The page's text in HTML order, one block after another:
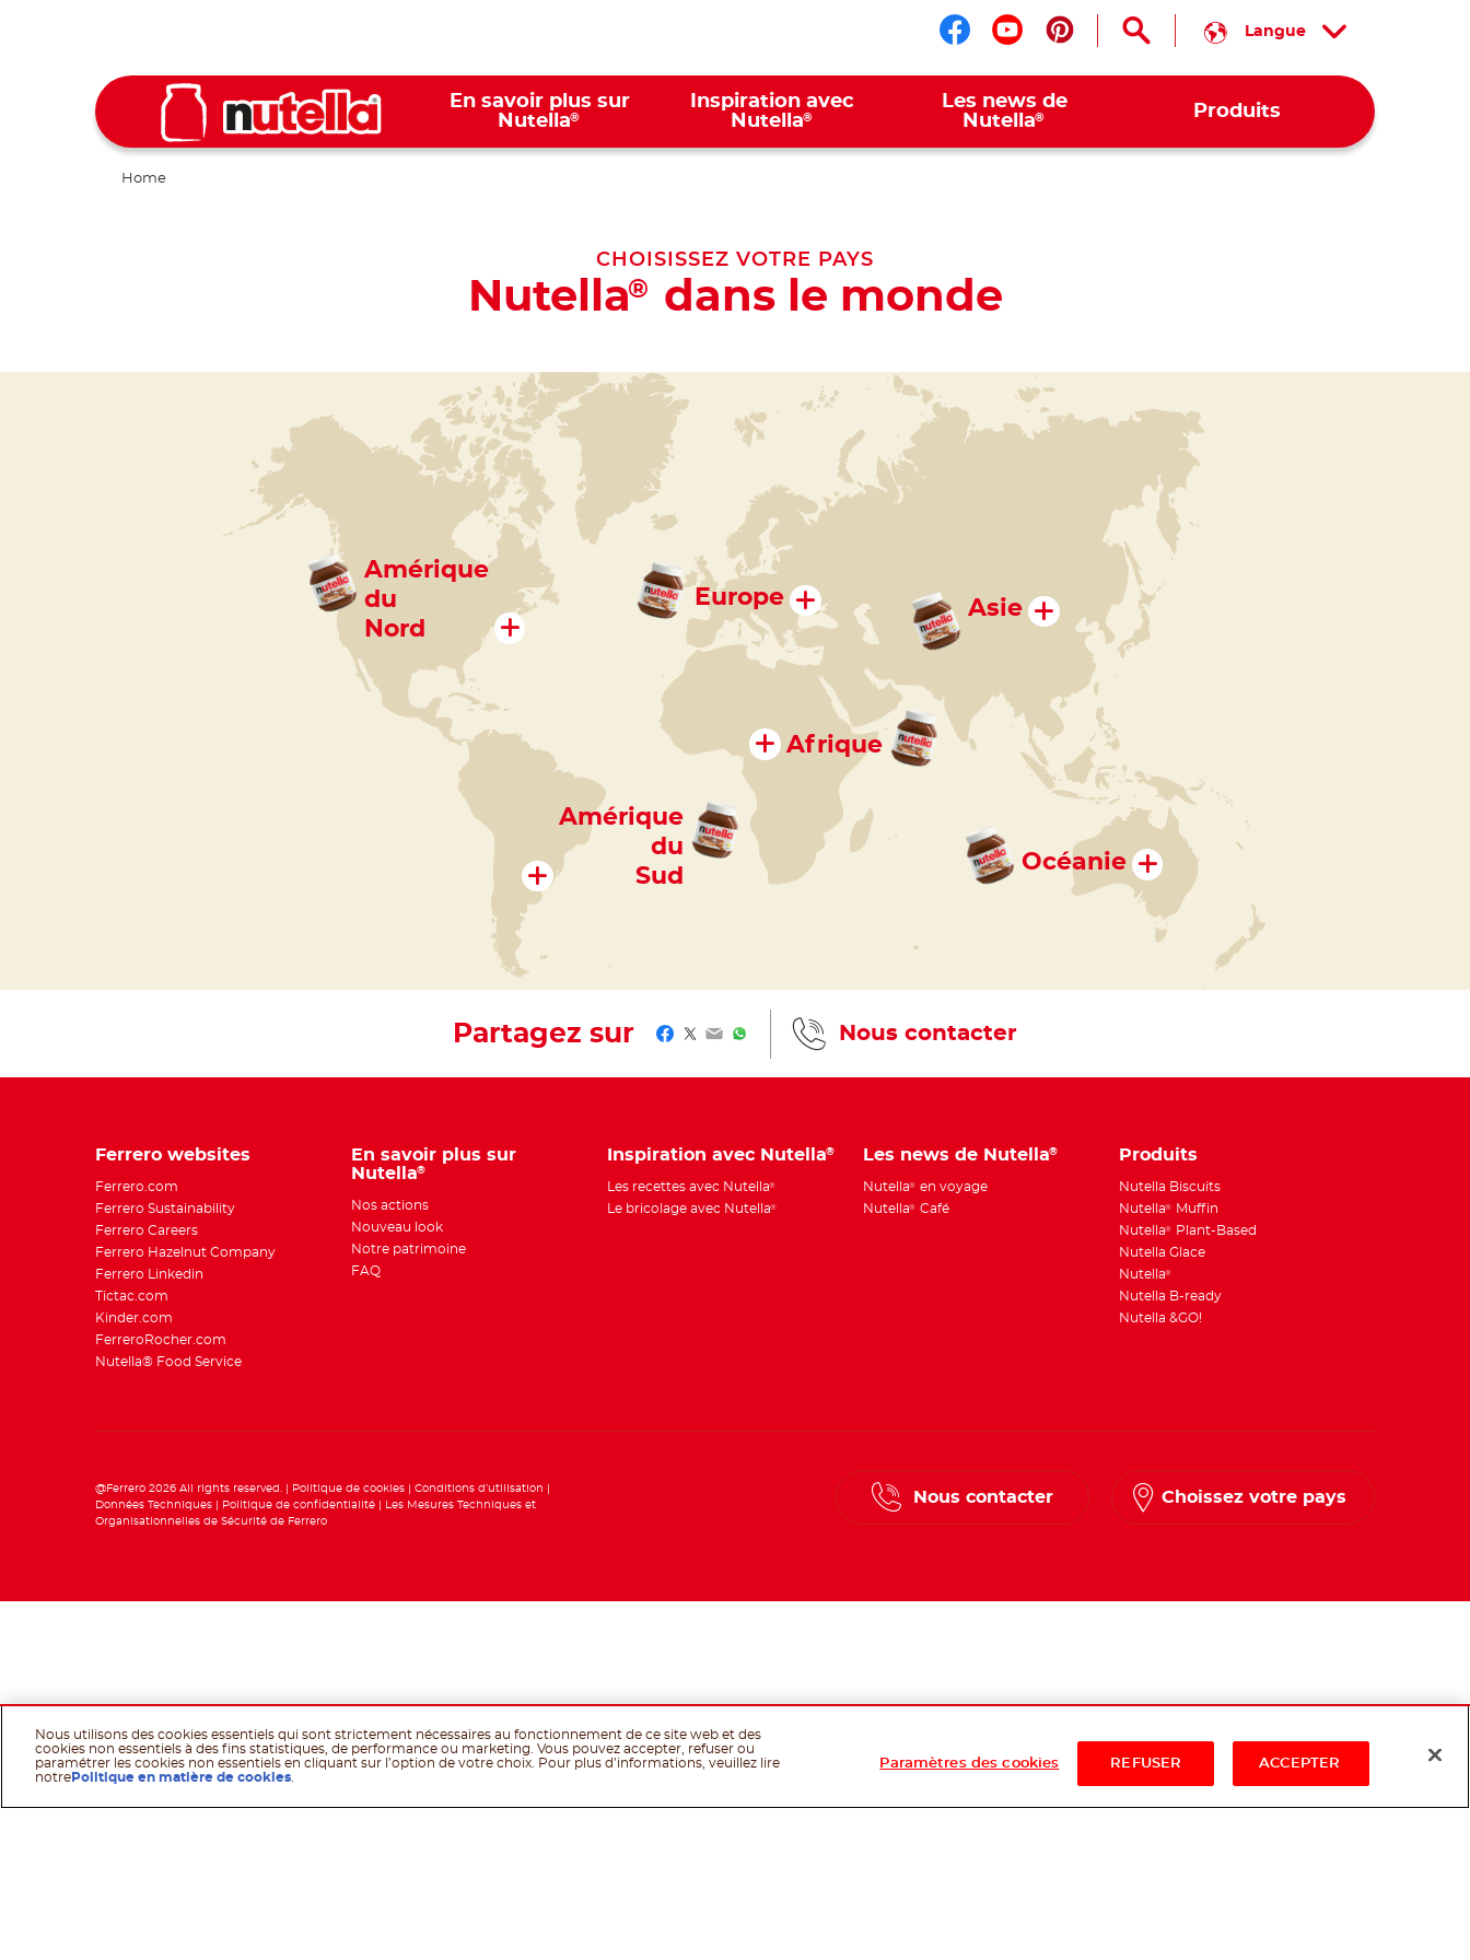
Suis nous sur facebook
Suis nous sur youtube
Suis nous sur pinterest
Langue
En savoir plus sur
Nutella®
Inspiration avec
Nutella®
Les news de
Nutella® Produits
Home
CHOISISSEZ VOTRE PAYS
Nutella® dans le monde
Amérique
du
Nord
Amérique
du
Sud
Europe
Afrique
Asie
Océanie
Partagez sur Facebook
Twitter
EmailWhatsApp Nous contacter
Ferrero websites
Ferrero.com
Ferrero Sustainability
Ferrero Careers
Ferrero Hazelnut Company
Ferrero Linkedin
Tictac.com
Kinder.com
FerreroRocher.com
Nutella® Food Service
En savoir plus sur
Nutella®
Nos actions
Nouveau look
Notre patrimoine
FAQ
Inspiration avec Nutella®
Les recettes avec Nutella®
Le bricolage avec Nutella®
Les news de Nutella®
Nutella® en voyage
Nutella® Café
Produits
Nutella Biscuits
Nutella®
Muffin
Nutella®
Plant-Based
Nutella Glace
Nutella®
Nutella B-ready
Nutella &GO!
Nous contacter Choissez votre pays
@Ferrero 2026 All rights reserved. Politique de cookies
Conditions d’utilisation
Données Techniques
Politique de confidentialité
Les Mesures Techniques et
Organisationnelles de Sécurité de Ferrero
Nous utilisons des cookies essentiels qui sont strictement nécessaires au fonctionnement de ce site web et des
cookies non essentiels à des fins statistiques, de performance ou marketing. Vous pouvez accepter, refuser ou
paramétrer les cookies non essentiels en cliquant sur l’option de votre choix. Pour plus d’informations, veuillez lire
notre Politique en matière de cookies
Paramètres des cookies REFUSER ACCEPTER